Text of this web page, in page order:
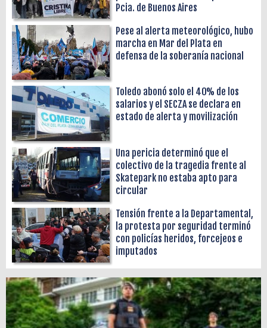
Pcia. de Buenos Aires
Pese al alerta meteorológico, hubo
marcha en Mar del Plata en
defensa de la soberanía nacional
Toledo abonó solo el 40% de los
salarios y el SECZA se declara en
estado de alerta y movilización
Una pericia determinó que el
colectivo de la tragedia frente al
Skatepark no estaba apto para
circular
Tensión frente a la Departamental,
la protesta por seguridad terminó
con policías heridos, forcejeos e
imputados